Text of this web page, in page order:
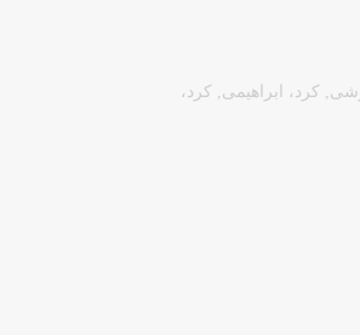
, کرد، ابراهیمی , کرد،